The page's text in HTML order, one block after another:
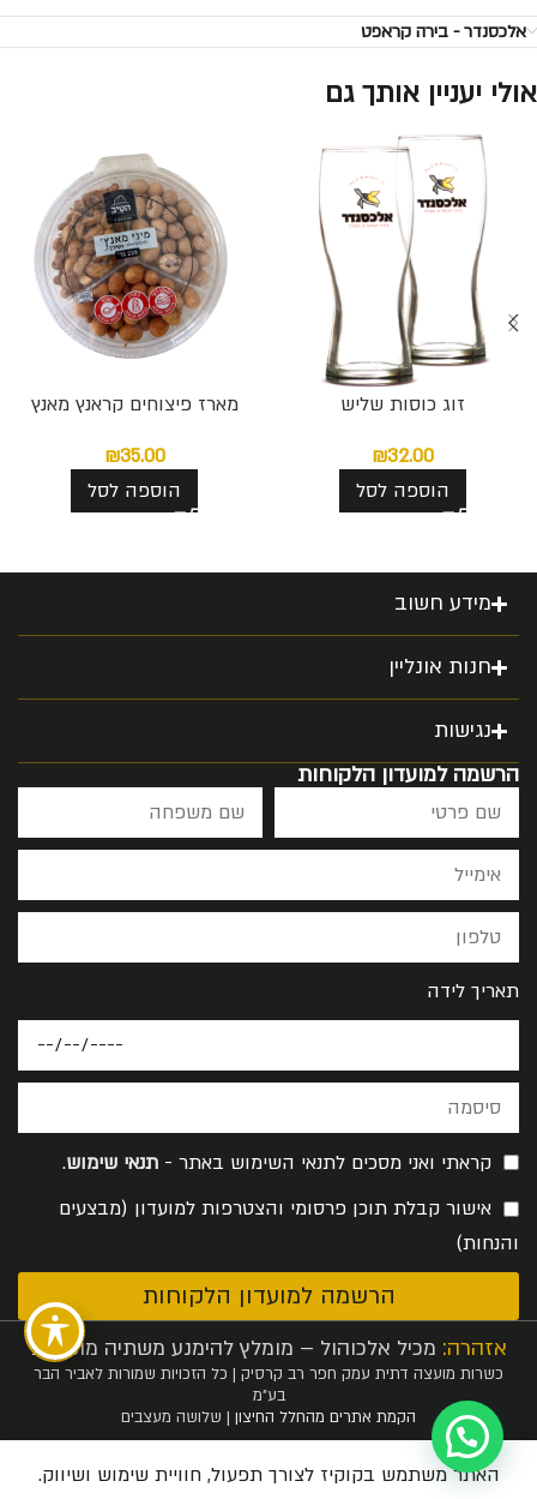
אלכסנדר - בירה קראפט
אולי יעניין אותך גם
זוג כוסות שליש
₪32.00
הוספה לסל
מארז פיצוחים קראנץ מאנץ
₪35.00
הוספה לסל
מידע חשוב
חנות אונליין
נגישות
הרשמה למועדון הלקוחות
תאריך לידה
קראתי ואני מסכים לתנאי השימוש באתר - תנאי שימוש.
אישור קבלת תוכן פרסומי והצטרפות למועדון (מבצעים
והנחות)
הרשמה למועדון הלקוחות
אזהרה: מכיל אלכוהול – מומלץ להימנע משתיה מופרזת
כשרות מועצה דתית עמק חפר רב קרסיק | כל הזכויות שמורות לאביר הבר
בע”מ
הקמת אתרים מהחלל החיצון | שלושה מעצבים
האתר משתמש בקוקיז לצורך תפעול, חוויית שימוש ושיווק.